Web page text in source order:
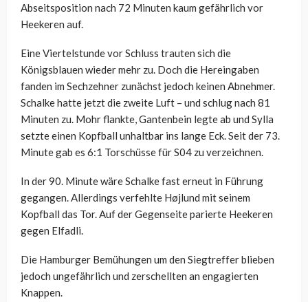
Abseitsposition nach 72 Minuten kaum gefährlich vor
Heekeren auf.
Eine Viertelstunde vor Schluss trauten sich die
Königsblauen wieder mehr zu. Doch die Hereingaben
fanden im Sechzehner zunächst jedoch keinen Abnehmer.
Schalke hatte jetzt die zweite Luft – und schlug nach 81
Minuten zu. Mohr flankte, Gantenbein legte ab und Sylla
setzte einen Kopfball unhaltbar ins lange Eck. Seit der 73.
Minute gab es 6:1 Torschüsse für S04 zu verzeichnen.
In der 90. Minute wäre Schalke fast erneut in Führung
gegangen. Allerdings verfehlte Højlund mit seinem
Kopfball das Tor. Auf der Gegenseite parierte Heekeren
gegen Elfadli.
Die Hamburger Bemühungen um den Siegtreffer blieben
jedoch ungefährlich und zerschellten an engagierten
Knappen.